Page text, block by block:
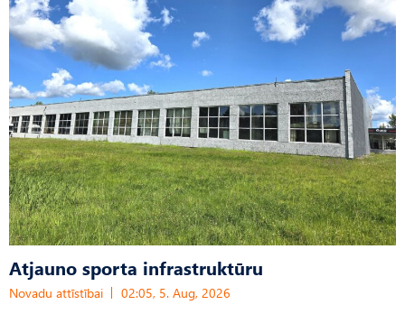
Atjauno sporta infrastruktūru
Novadu attīstībai 02:05, 5. Aug, 2026